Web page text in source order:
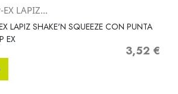
EX LAPIZ...
LAPIZ SHAKE'N SQUEEZE CON PUNTA
EX
Precio
3,52 €